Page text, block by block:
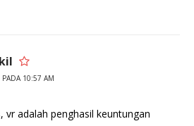
10:57 AM
vr adalah penghasil keuntungan